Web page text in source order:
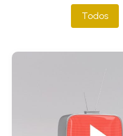
Categorias
Todos